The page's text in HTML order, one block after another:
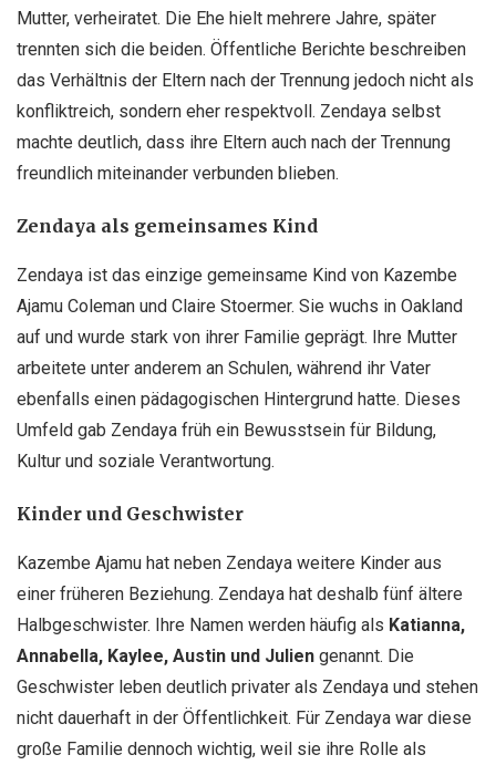
Mutter, verheiratet. Die Ehe hielt mehrere Jahre, später
trennten sich die beiden. Öffentliche Berichte beschreiben
das Verhältnis der Eltern nach der Trennung jedoch nicht als
konfliktreich, sondern eher respektvoll. Zendaya selbst
machte deutlich, dass ihre Eltern auch nach der Trennung
freundlich miteinander verbunden blieben.
Zendaya als gemeinsames Kind
Zendaya ist das einzige gemeinsame Kind von Kazembe
Ajamu Coleman und Claire Stoermer. Sie wuchs in Oakland
auf und wurde stark von ihrer Familie geprägt. Ihre Mutter
arbeitete unter anderem an Schulen, während ihr Vater
ebenfalls einen pädagogischen Hintergrund hatte. Dieses
Umfeld gab Zendaya früh ein Bewusstsein für Bildung,
Kultur und soziale Verantwortung.
Kinder und Geschwister
Kazembe Ajamu hat neben Zendaya weitere Kinder aus
einer früheren Beziehung. Zendaya hat deshalb fünf ältere
Halbgeschwister. Ihre Namen werden häufig als Katianna,
Annabella, Kaylee, Austin und Julien genannt. Die
Geschwister leben deutlich privater als Zendaya und stehen
nicht dauerhaft in der Öffentlichkeit. Für Zendaya war diese
große Familie dennoch wichtig, weil sie ihre Rolle als